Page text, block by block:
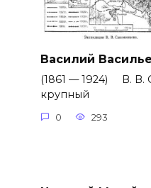
Василий
(1861 — 1924) В. В.
крупный
0 293